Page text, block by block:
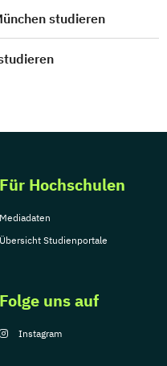
studieren
Für Hochschulen
Mediadaten
Übersicht Studienportale
Folge uns auf
Instagram